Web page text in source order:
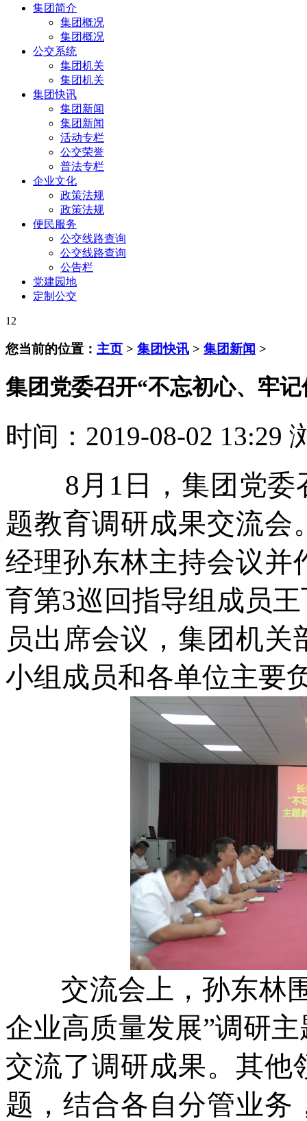
集团简介
集团概况
集团概况
公交系统
集团机关
集团机关
集团快讯
集团新闻
集团新闻
活动专栏
公交荣誉
普法专栏
企业文化
政策法规
政策法规
便民服务
公交线路查询
公交线路查询
公告栏
党建园地
定制公交
12
您当前的位置： 主页 > 集团快讯 > 集团新闻 >
集团党委召开“不忘初心、牢
时间：2019-08-02 13:29
8月1日，集团党委
题教育调研成果交流会
经理孙东林主持会议并
育第3巡回指导组成员
员出席会议，集团机
小组成员和各单位主要
交流会上，孙东林围
企业高质量发展”调研
交流了调研成果。其他
题，结合各自分管业务